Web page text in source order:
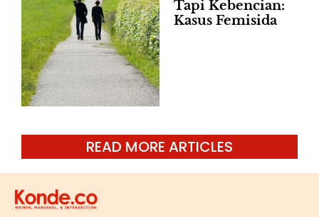
Tapi Kebencian:
Kasus Femisida
READ MORE ARTICLES